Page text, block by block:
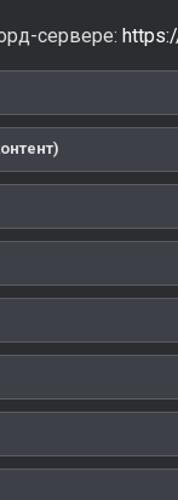
сервере: